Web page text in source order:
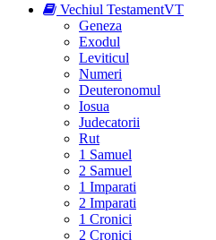
Vechiul TestamentVT
Geneza
Exodul
Leviticul
Numeri
Deuteronomul
Iosua
Judecatorii
Rut
1 Samuel
2 Samuel
1 Imparati
2 Imparati
1 Cronici
2 Cronici